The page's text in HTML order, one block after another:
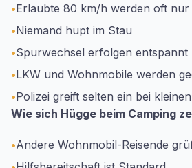
•Erlaubte 80 km/h werden oft
•Niemand hupt im Stau
•Spurwechsel erfolgen entspannt
•LKW und Wohnmobile werden
•Polizei greift selten ein bei
Wie sich Hügge beim Camping
•Andere Wohnmobil-Reisende